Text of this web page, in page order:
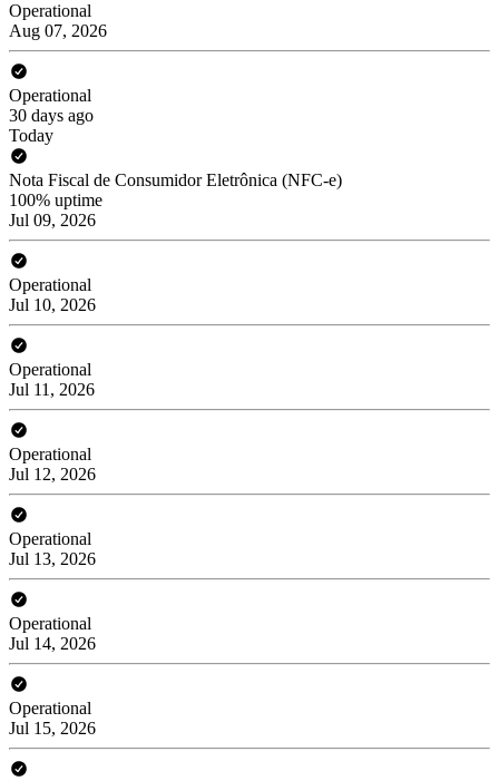
Operational
Aug 07, 2026
Operational
30 days ago
Today
Nota Fiscal de Consumidor Eletrônica (NFC-e)
100% uptime
Jul 09, 2026
Operational
Jul 10, 2026
Operational
Jul 11, 2026
Operational
Jul 12, 2026
Operational
Jul 13, 2026
Operational
Jul 14, 2026
Operational
Jul 15, 2026